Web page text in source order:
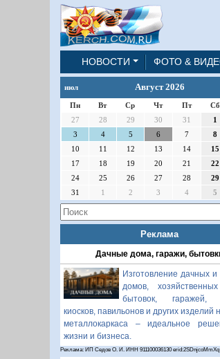
НОВОСТИ ФОТО &
июл Август 2026
Пн Вт Ср Чт Пт Сб
27
28 29 30 31 1
3
4 5 6 7 8
10
11 12 13 14 15
17
18 19 20 21 22
24
25 26 27 28 29
31
1 2 3 4 5
Реклама
Дачные дома, гаражи,
Изготовление дачных и
домов,
бытовок, гаражей,
киосков, павильонов и других изделий
металлокаркаса – идеальное
жизни и бизнеса.
Реклама: ИП Седов О. И. ИНН 911100036130 erid:2SDnjcoMmXq